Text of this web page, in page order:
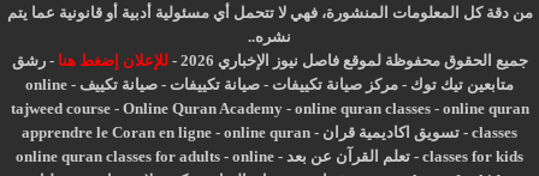
من دقة كل المعلومات المنشورة، فهي لا تتحمل أي مسئولية أدبية أو قانونية عما يتم
نشره..
جميع الحقوق محفوظة لموقع فاصل نيوز الإخباري 2026 -
للإعلان إضغط هنا -رشق
متابعين تيك توك - مركز صيانة تكييفات - صيانة تكييفات - صيانة تكييف -
online
tajweed course- Online Quran Academy- online quran classes- online quran
classes
- تسويق اكاديمية قران -
apprendre le Coran en ligne - online quran
classes for kids
- تعلم القرآن عن بعد -
online quran classes for adults - online